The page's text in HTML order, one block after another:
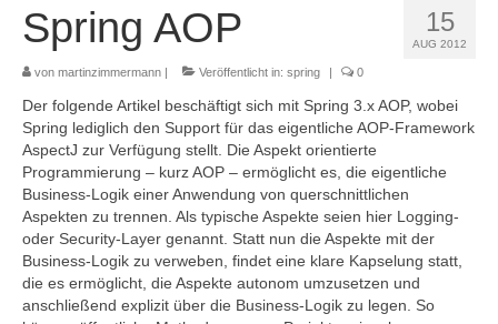
IT-Blog
Referenzen
Kontakt
Impressum
Datenschutz
15
AUG 2012
Spring AOP
von martinzimmermann | Veröffentlicht in: spring | 0
Der folgende Artikel beschäftigt sich mit Spring 3.x AOP, wobei
Spring lediglich den Support für das eigentliche AOP-Framework
AspectJ zur Verfügung stellt. Die Aspekt orientierte
Programmierung – kurz AOP – ermöglicht es, die eigentliche
Business-Logik einer Anwendung von querschnittlichen
Aspekten zu trennen. Als typische Aspekte seien hier Logging-
oder Security-Layer genannt. Statt nun die Aspekte mit der
Business-Logik zu verweben, findet eine klare Kapselung statt,
die es ermöglicht, die Aspekte autonom umzusetzen und
anschließend explizit über die Business-Logik zu legen. So